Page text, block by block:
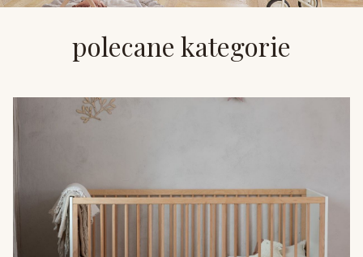
polecane kategorie